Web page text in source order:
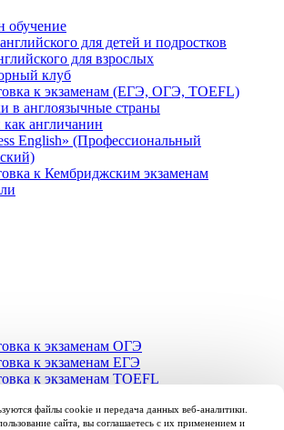
обучение
для детей и подростков
для взрослых
клуб
к экзаменам (ЕГЭ, ОГЭ, TOEFL)
в англоязычные страны
как англичанин
English» (Профессиональный
к Кембриджским экзаменам
к экзаменам ОГЭ
к экзаменам ЕГЭ
к экзаменам TOEFL
к Кембриджским экзаменам
файлы cookie и передача данных веб-аналитики.
сайта, вы соглашаетесь с их применением и